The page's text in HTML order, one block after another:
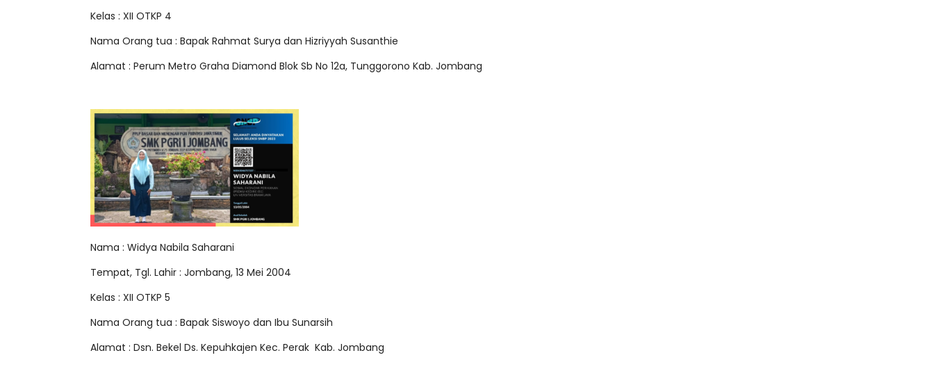
Kelas : XII OTKP 4
Nama Orang tua : Bapak Rahmat Surya dan Hizriyyah Susanthie
Alamat : Perum Metro Graha Diamond Blok Sb No 12a, Tunggorono Kab. Jombang
Nama : Widya Nabila Saharani
Tempat, Tgl. Lahir : Jombang, 13 Mei 2004
Kelas : XII OTKP 5
Nama Orang tua : Bapak Siswoyo dan Ibu Sunarsih
Alamat : Dsn. Bekel Ds. Kepuhkajen Kec. Perak Kab. Jombang